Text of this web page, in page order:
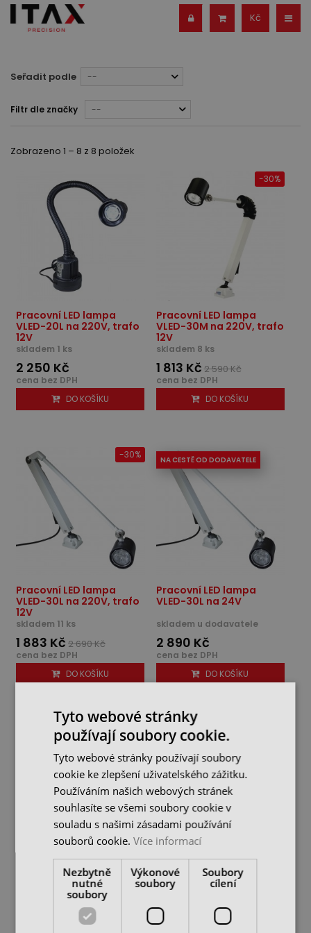
Kč
Seřadit podle --
Filtr dle značky --
Zobrazeno 1 – 8 z 8 položek
Pracovní LED lampa
VLED-20L na 220V, trafo
12V
skladem 1 ks
2 250 Kč
cena bez DPH
DO KOŠÍKU
Pracovní LED lampa
VLED-30M na 220V, trafo
12V
skladem 8 ks
1 813 Kč 2 590 Kč
-30%
cena bez DPH
DO KOŠÍKU
Pracovní LED lampa
VLED-30L na 220V, trafo
12V
skladem 11 ks
1 883 Kč 2 690 Kč
-30%
cena bez DPH
DO KOŠÍKU
NA CESTĚ OD DODAVATELE
Pracovní LED lampa
VLED-30L na 24V
skladem u dodavatele
2 890 Kč
cena bez DPH
DO KOŠÍKU
Úsporná LED lampa
VLED-50FT na 220V,
skladem 8 ks
Pracovní LED lampa
VLED-20L 24V
2 290 Kč
Tyto webové stránky
používají soubory cookie.
Tyto webové stránky používají soubory
cookie ke zlepšení uživatelského zážitku.
Používáním našich webových stránek
souhlasíte se všemi soubory cookie v
souladu s našimi zásadami používání
souborů cookie.Více informací
Nezbytně
nutné
soubory
Výkonové
soubory
Soubory
cílení